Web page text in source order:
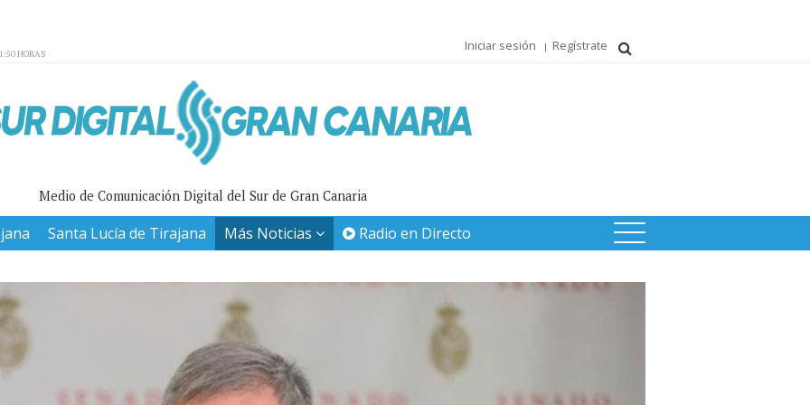
HORAS
Iniciar sesión Regístrate
Medio de Comunicación Digital del Sur de Gran Canaria
Santa Lucía de Tirajana Más Noticias Radio en Directo